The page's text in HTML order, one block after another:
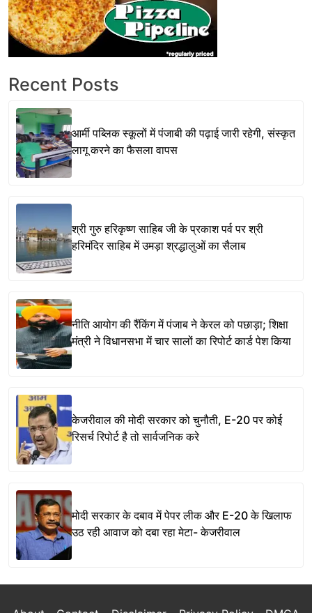
Recent Posts
आर्मी पब्लिक स्कूलों में पंजाबी की पढ़ाई जारी रहेगी, संस्कृत
लागू करने का फैसला वापस
श्री गुरु हरिकृष्ण साहिब जी के प्रकाश पर्व पर श्री
हरिमंदिर साहिब में उमड़ा श्रद्धालुओं का सैलाब
नीति आयोग की रैंकिंग में पंजाब ने केरल को पछाड़ा; शिक्षा
मंत्री ने विधानसभा में चार सालों का रिपोर्ट कार्ड पेश किया
केजरीवाल की मोदी सरकार को चुनौती, E-20 पर कोई
रिसर्च रिपोर्ट है तो सार्वजनिक करे
मोदी सरकार के दबाव में पेपर लीक और E-20 के खिलाफ
उठ रही आवाज को दबा रहा मेटा- केजरीवाल